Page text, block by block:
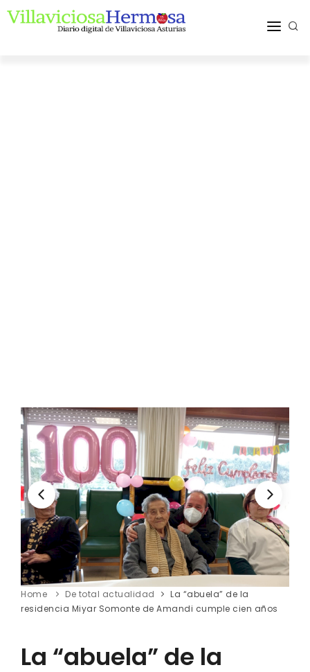
Home De total actualidad
La “abuela” de la
residencia Miyar Somonte de Amandi cumple cien años
La “abuela” de la